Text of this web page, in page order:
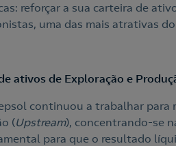
reforçar a sua carteira de
uma das mais atrativas
ativos de Exploração e
continuou a trabalhar para
(Upstream), concentrando-se
para que o resultado